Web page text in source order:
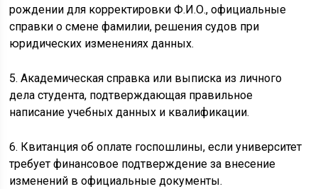
рождении для корректировки Ф.И.О., официальные
справки о смене фамилии, решения судов при
юридических изменениях данных.
5. Академическая справка или выписка из личного
дела студента, подтверждающая правильное
написание учебных данных и квалификации.
6. Квитанция об оплате госпошлины, если университет
требует финансовое подтверждение за внесение
изменений в официальные документы.